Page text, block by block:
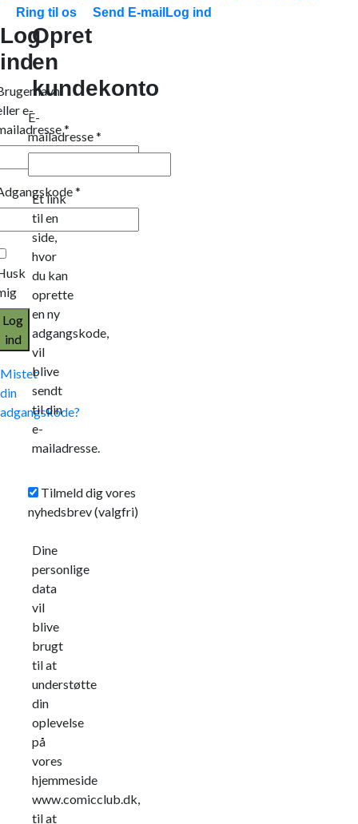
Ring til os
Send E-mail Log ind
Log
ind
e-
*
*
Log
ind
Mistet
din
adgangskode?
Opret
en
kundekonto
E-
mailadresse*
Et link
til en
side,
hvor
du kan
oprette
en ny
adgangskode,
vil
blive
sendt
til din
e-
mailadresse.
Tilmeld dig vores
nyhedsbrev(valgfri)
Dine
personlige
data
vil
blive
brugt
til at
understøtte
din
oplevelse
på
vores
hjemmeside
www.comicclub.dk,
til at